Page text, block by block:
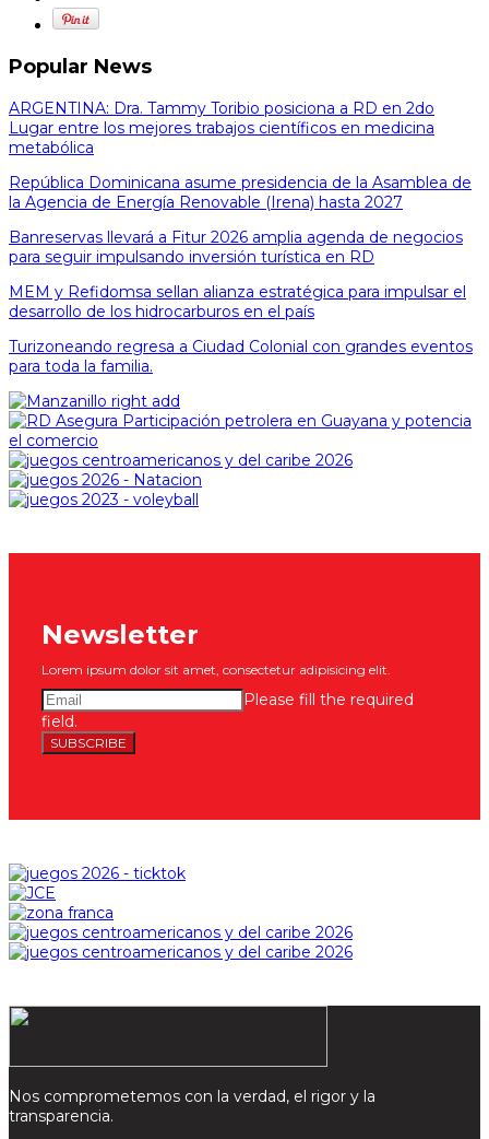
Popular News
ARGENTINA: Dra. Tammy Toribio posiciona a RD en 2do
Lugar entre los mejores trabajos científicos en medicina
metabólica
República Dominicana asume presidencia de la Asamblea de
la Agencia de Energía Renovable (Irena) hasta 2027
Banreservas llevará a Fitur 2026 amplia agenda de negocios
para seguir impulsando inversión turística en RD
MEM y Refidomsa sellan alianza estratégica para impulsar el
desarrollo de los hidrocarburos en el país
Turizoneando regresa a Ciudad Colonial con grandes eventos
para toda la familia.
Newsletter
Lorem ipsum dolor sit amet, consectetur adipisicing elit.
Please fill the required
field.
SUBSCRIBE
Nos comprometemos con la verdad, el rigor y la
transparencia.